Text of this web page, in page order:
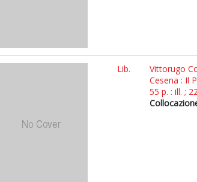
Lib.
Vittorugo
Cesena : Il
55 p. : ill. ;